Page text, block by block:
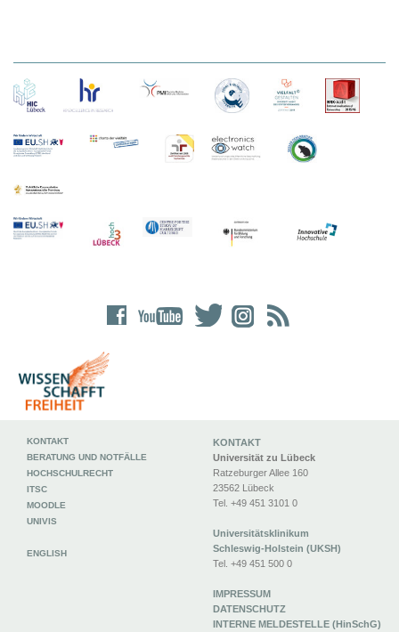
KONTAKT
Universität zu Lübeck
Ratzeburger Allee 160
23562 Lübeck
Tel. +49 451 3101 0
Universitätsklinikum
Schleswig-Holstein (UKSH)
Tel. +49 451 500 0
IMPRESSUM
DATENSCHUTZ
INTERNE MELDESTELLE (HinSchG)
KONTAKT
BERATUNG UND NOTFÄLLE
HOCHSCHULRECHT
ITSC
MOODLE
UNIVIS
ENGLISH